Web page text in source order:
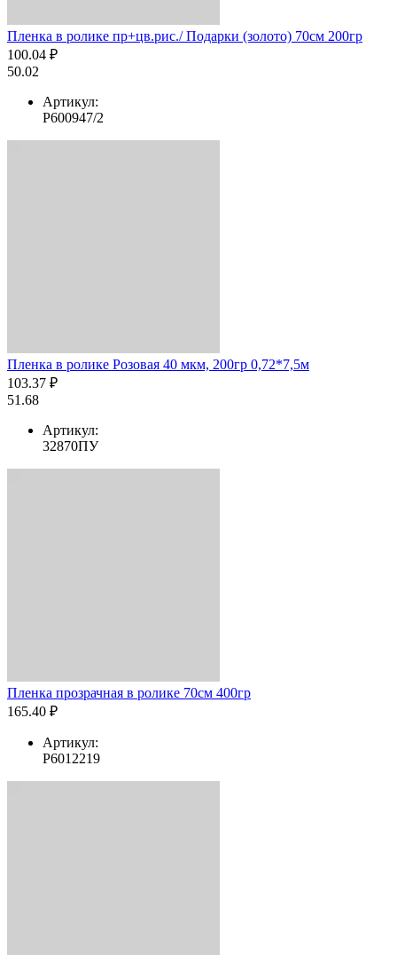
Пленка в ролике пр+цв.рис./ Подарки (золото) 70см 200гр
100.04 ₽
50.02
Артикул:
Р600947/2
Пленка в ролике Розовая 40 мкм, 200гр 0,72*7,5м
103.37 ₽
51.68
Артикул:
32870ПУ
Пленка прозрачная в ролике 70см 400гр
165.40 ₽
Артикул:
Р6012219